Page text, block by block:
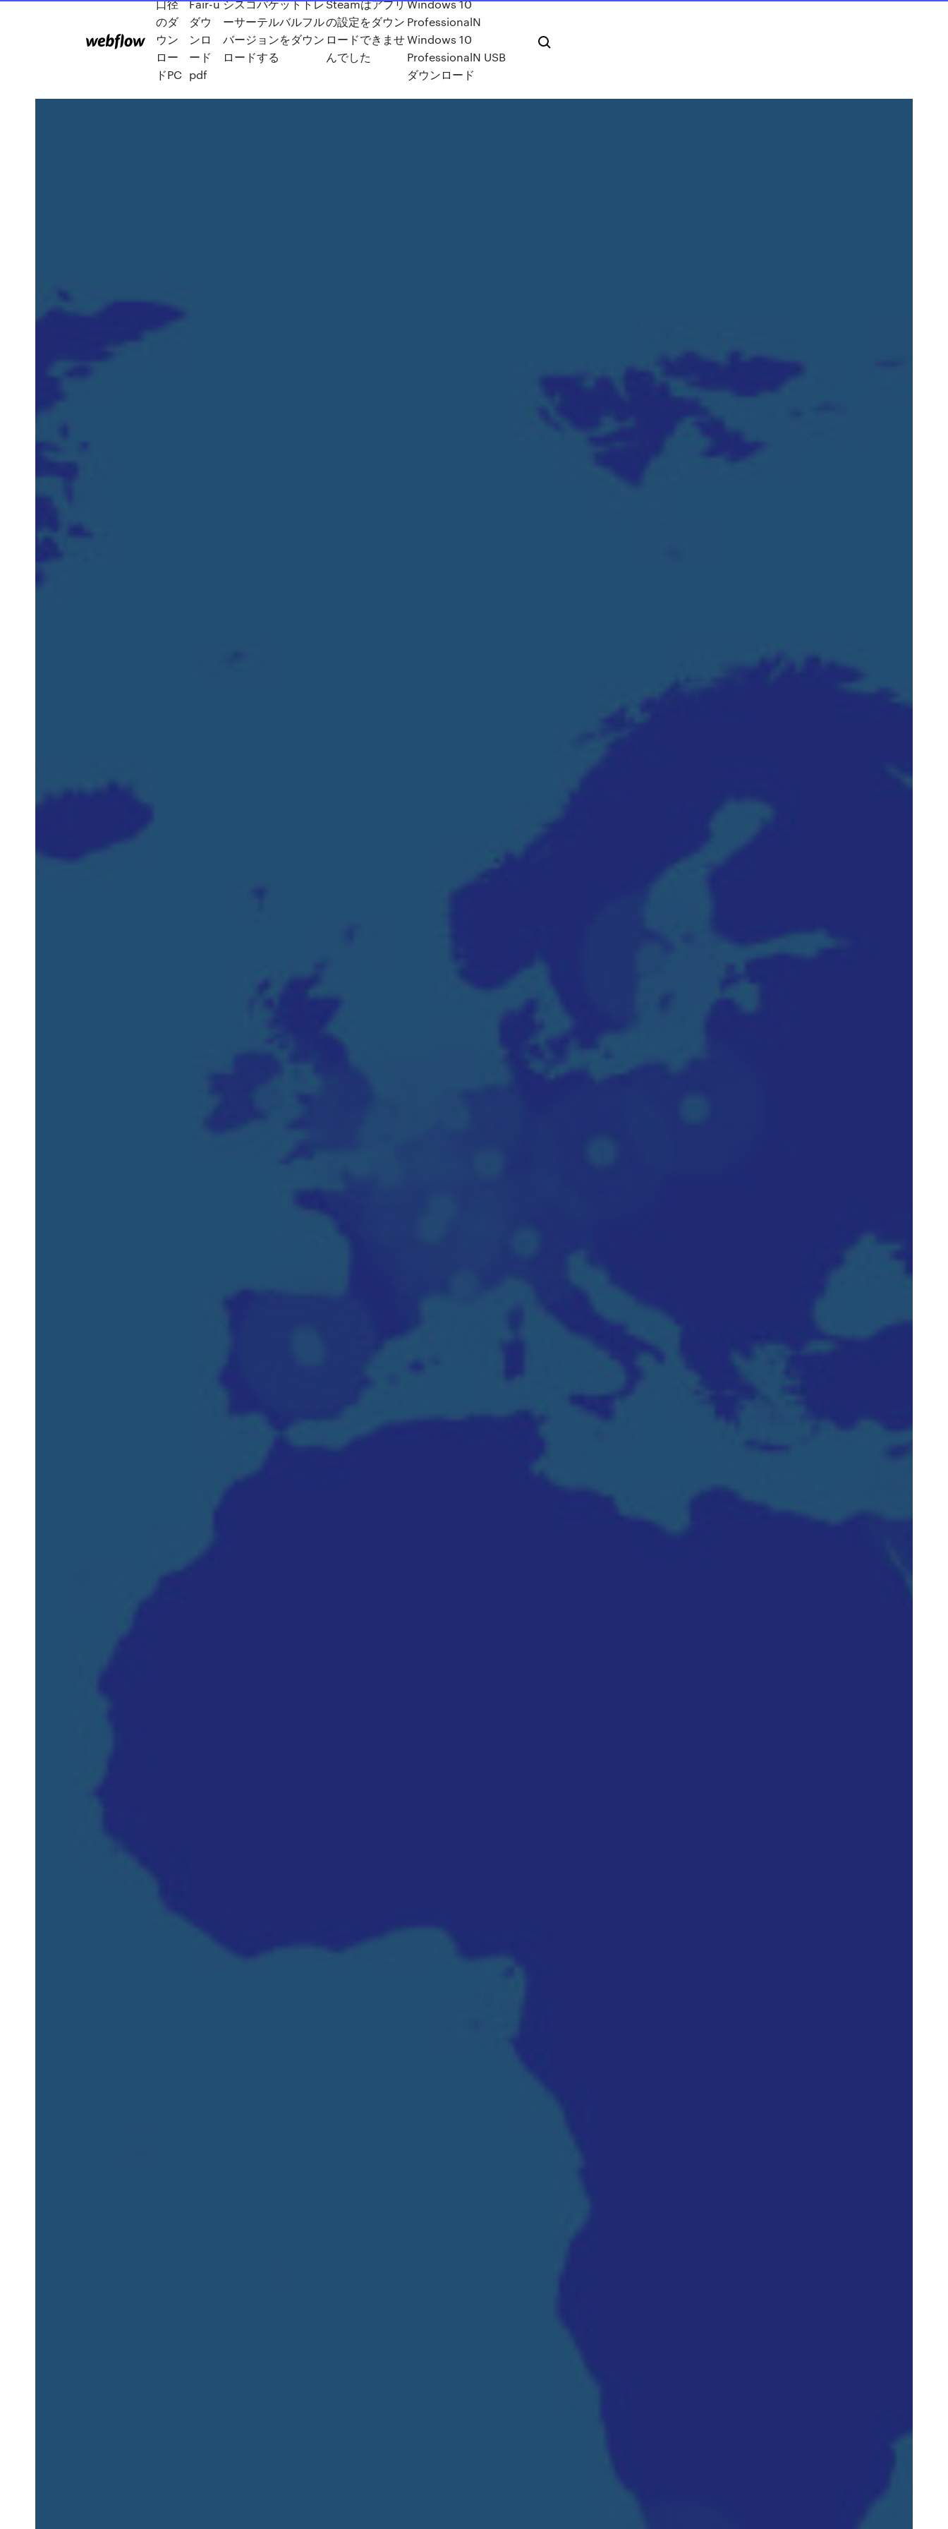
口径
のダ
ウン
ロー
ドPC
Fair-u
ダウ
ンロ
ード
pdf
シスコパケットトレ
ーサーテルバルフル
バージョンをダウン
ロードする
Steamはアプリ
の設定をダウン
ロードできませ
んでした
Windows 10
ProfessionalN
Windows 10
ProfessionalN USB
ダウンロード